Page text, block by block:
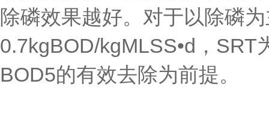
除磷效果越好。对于以除磷
0.7kgBOD/kgMLSS•d，
BOD5的有效去除为前提。